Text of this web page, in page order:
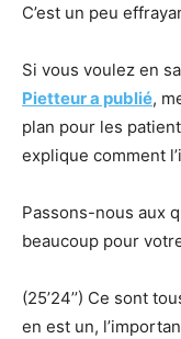
C’est un peu
Si vous voulez en
Pietteur a publié,
plan pour les
explique comment
Passons-nous aux
beaucoup pour
(25’24’’) Ce sont
en est un,